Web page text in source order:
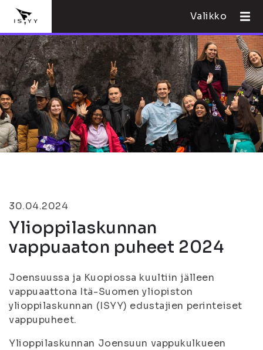
Valikko
30.04.2024
Ylioppilaskunnan
vappuaaton puheet 2024
Joensuussa ja Kuopiossa kuultiin jälleen
vappuaattona Itä-Suomen yliopiston
ylioppilaskunnan (ISYY) edustajien perinteiset
vappupuheet.
Ylioppilaskunnan Joensuun vappukulkueen